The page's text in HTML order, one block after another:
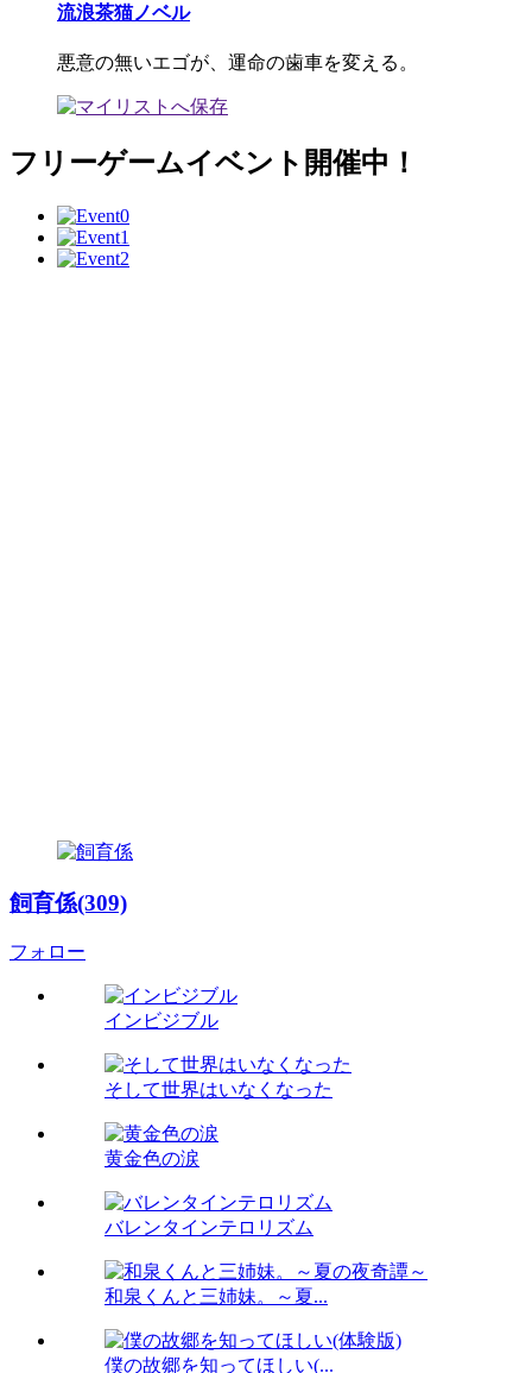
流浪茶猫ノベル
悪意の無いエゴが、運命の歯車を変える。
フリーゲームイベント開催中！
飼育係(309)
フォロー
インビジブル
そして世界はいなくなった
黄金色の涙
バレンタインテロリズム
和泉くんと三姉妹。～夏...
僕の故郷を知ってほしい(...